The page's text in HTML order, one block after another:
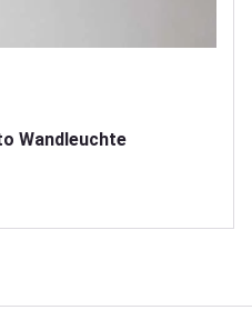
Wandleuchte